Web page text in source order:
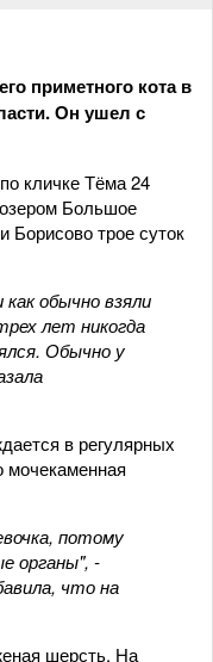
приметного кота в
Он ушел с
кличке Тёма 24
Большое
Борисово трое суток
обычно взяли
лет никогда
Обычно у
в регулярных
мочекаменная
потому
органы", -
что на
шерсть. На